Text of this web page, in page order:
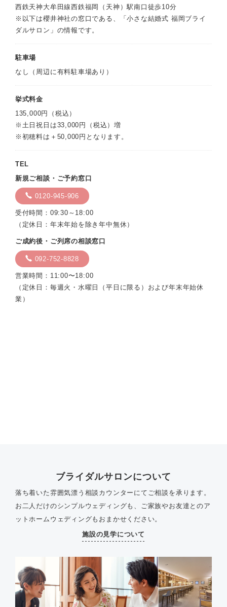
西鉄天神大牟田線西鉄福岡（天神）駅南口徒歩10分
※以下は櫻井神社の窓口である、「小さな結婚式 福岡ブライ
ダルサロン」の情報です。
駐車場
なし（周辺に有料駐車場あり）
挙式料金
135,000円（税込）
※土日祝日は33,000円（税込）増
※初穂料は＋50,000円となります。
TEL
新規ご相談・ご予約窓口
0120-945-906
受付時間：09:30～18:00
（定休日：年末年始を除き年中無休）
ご成約後・ご列席の相談窓口
092-752-8828
営業時間：11:00〜18:00
（定休日：毎週火・水曜日（平日に限る）および年末年始休
業）
ブライダルサロンについて
落ち着いた雰囲気漂う相談カウンターにてご相談を承ります。
お二人だけのシンプルウェディングも、ご家族やお友達とのア
ットホームウェディングもおまかせください。
施設の見学について